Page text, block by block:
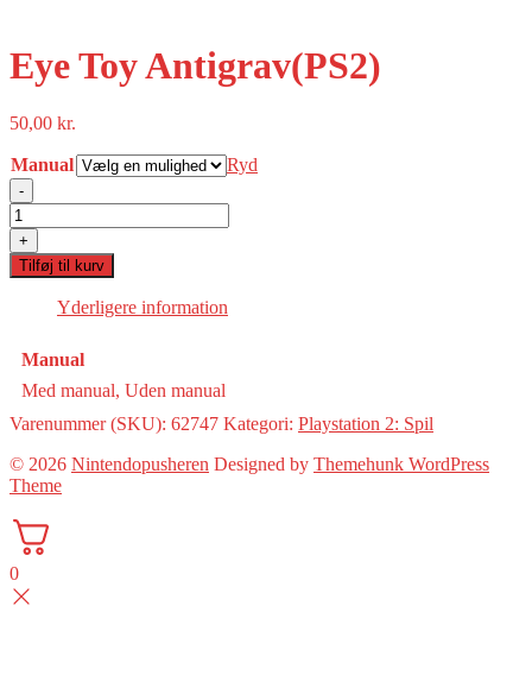
Eye Toy Antigrav(PS2)
50,00 kr.
Manual Ryd
-
Eye
Toy
Antigrav(PS2)
antal
+
Tilføj til kurv
Yderligere information
Manual
Med manual, Uden manual
Varenummer (SKU): 62747 Kategori: Playstation 2: Spil
© 2026 Nintendopusheren Designed by Themehunk WordPress
Theme
0